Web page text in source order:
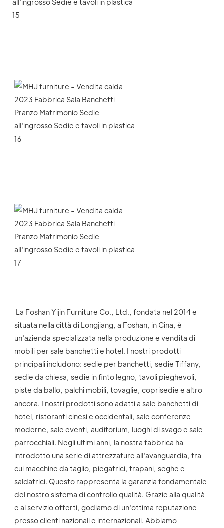
situata nella città di Longjiang, a Foshan, in Cina, è
un'azienda specializzata nella produzione e vendita di
mobili per sale banchetti e hotel. I nostri prodotti
principali includono: sedie per banchetti, sedie Tiffany,
sedie da chiesa, sedie in finto legno, tavoli pieghevoli,
piste da ballo, palchi mobili, tovaglie, coprisedie e altro
ancora. I nostri prodotti sono adatti a sale banchetti di
hotel, ristoranti cinesi e occidentali, sale conferenze
moderne, sale eventi, auditorium, luoghi di svago e sale
parrocchiali. Negli ultimi anni, la nostra fabbrica ha
introdotto una serie di attrezzature all'avanguardia, tra
cui macchine da taglio, piegatrici, trapani, seghe e
saldatrici. Questo rappresenta la garanzia fondamentale
del nostro sistema di controllo qualità. Grazie alla qualità
e al servizio offerti, godiamo di un'ottima reputazione
presso clienti nazionali e internazionali. Abbiamo